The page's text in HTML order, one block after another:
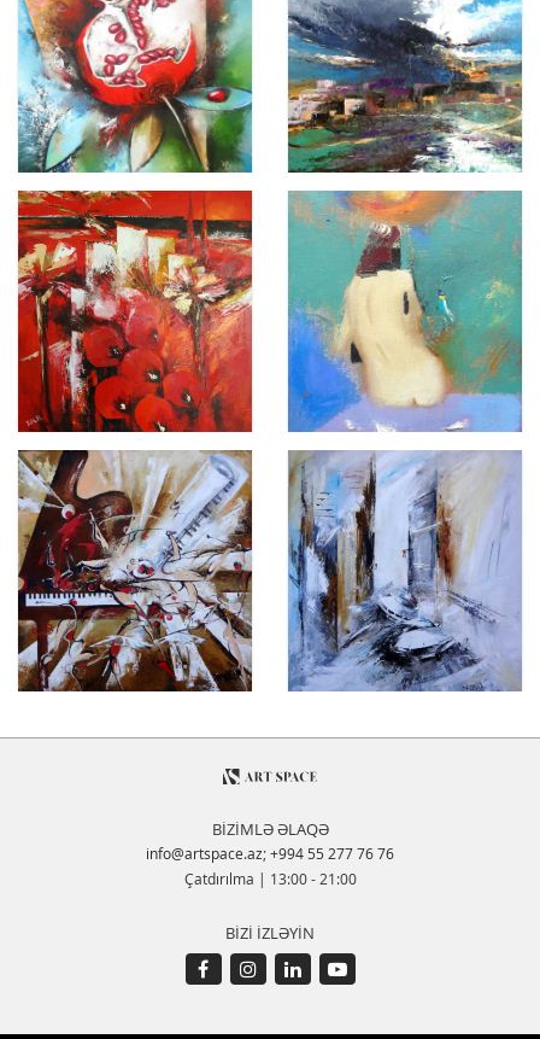
BİZİMLƏ ƏLAQƏ
info@artspace.az; +994 55 277 76 76
Çatdırılma | 13:00 - 21:00
BİZİ İZLƏYİN